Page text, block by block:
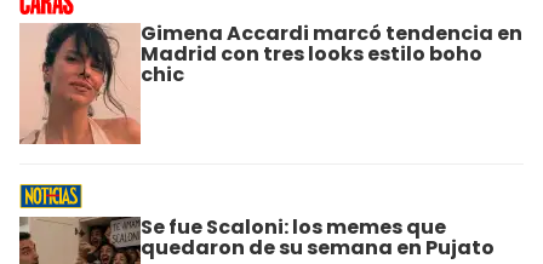
Gimena Accardi marcó tendencia en
Madrid con tres looks estilo boho
chic
Se fue Scaloni: los memes que
quedaron de su semana en Pujato